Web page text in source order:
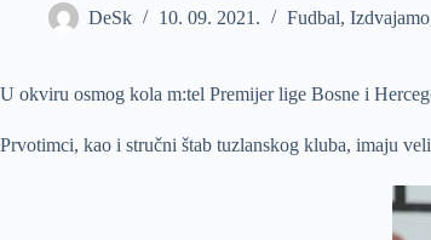
DeSk 10. 09. 2021. Fudbal, Izdvajamo
U okviru osmog kola m:tel Premijer lige Bosne i
Prvotimci, kao i stručni štab tuzlanskog kluba, imaju